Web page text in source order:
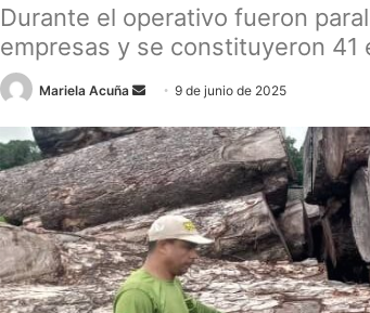
Durante el operativo fueron
empresas y se constituyeron
Mariela Acuña
Send
email
9 de junio de 2025